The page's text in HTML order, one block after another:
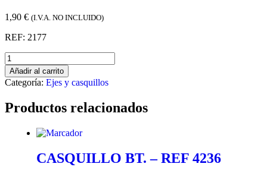
1,90 € (I.V.A. NO INCLUIDO)
REF: 2177
Añadir al carrito
Categoría: Ejes y casquillos
Productos relacionados
CASQUILLO BT. – REF 4236